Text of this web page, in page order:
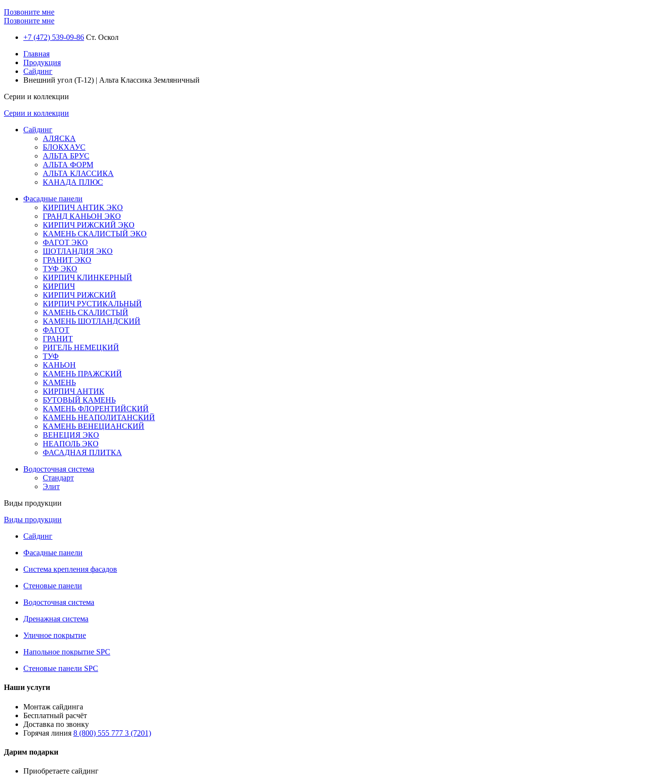
Позвоните мне
Позвоните мне
+7 (472) 539-09-86 Ст. Оскол
Главная
Продукция
Сайдинг
Внешний угол (T-12) | Альта Классика Земляничный
Серии и коллекции
Серии и коллекции
Сайдинг
АЛЯСКА
БЛОКХАУС
АЛЬТА БРУС
АЛЬТА ФОРМ
АЛЬТА КЛАССИКА
КАНАДА ПЛЮС
Фасадные панели
КИРПИЧ АНТИК ЭКО
ГРАНД КАНЬОН ЭКО
КИРПИЧ РИЖСКИЙ ЭКО
КАМЕНЬ СКАЛИСТЫЙ ЭКО
ФАГОТ ЭКО
ШОТЛАНДИЯ ЭКО
ГРАНИТ ЭКО
ТУФ ЭКО
КИРПИЧ КЛИНКЕРНЫЙ
КИРПИЧ
КИРПИЧ РИЖСКИЙ
КИРПИЧ РУСТИКАЛЬНЫЙ
КАМЕНЬ СКАЛИСТЫЙ
КАМЕНЬ ШОТЛАНДСКИЙ
ФАГОТ
ГРАНИТ
РИГЕЛЬ НЕМЕЦКИЙ
ТУФ
КАНЬОН
КАМЕНЬ ПРАЖСКИЙ
КАМЕНЬ
КИРПИЧ АНТИК
БУТОВЫЙ КАМЕНЬ
КАМЕНЬ ФЛОРЕНТИЙСКИЙ
КАМЕНЬ НЕАПОЛИТАНСКИЙ
КАМЕНЬ ВЕНЕЦИАНСКИЙ
ВЕНЕЦИЯ ЭКО
НЕАПОЛЬ ЭКО
ФАСАДНАЯ ПЛИТКА
Водосточная система
Стандарт
Элит
Виды продукции
Виды продукции
Сайдинг
Фасадные панели
Система крепления фасадов
Стеновые панели
Водосточная система
Дренажная система
Уличное покрытие
Напольное покрытие SPC
Стеновые панели SPC
Наши услуги
Монтаж сайдинга
Бесплатный расчёт
Доставка по звонку
Горячая линия 8 (800) 555 777 3 (7201)
Дарим подарки
Приобретаете сайдинг